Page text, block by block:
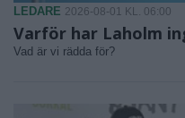
LEDARE 2026-08-01 KL. 06:00
Varför har Laholm
Vad är vi rädda för?